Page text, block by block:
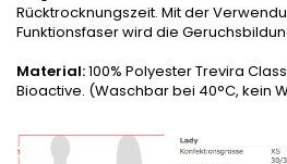
Rücktrocknungszeit. Mit der
Funktionsfaser wird die
Material:100% Polyester Trevira
Bioactive. (Waschbar bei 40°C, kein